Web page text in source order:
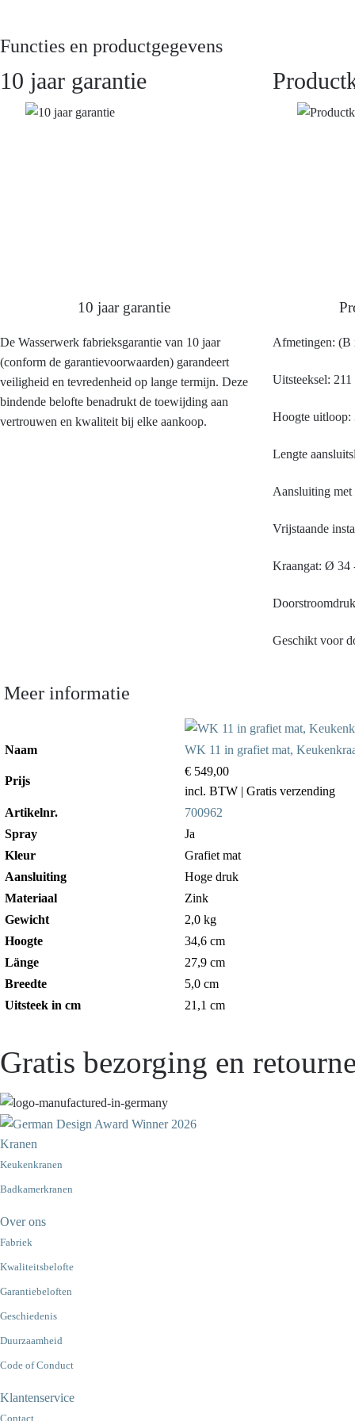
Functies en productgegevens
10 jaar garantie
10 jaar garantie
De Wasserwerk fabrieksgarantie van 10 jaar
(conform de garantievoorwaarden) garandeert
veiligheid en tevredenheid op lange termijn. Deze
bindende belofte benadrukt de toewijding aan
vertrouwen en kwaliteit bij elke aankoop.
Afmetingen: (B
Uitsteeksel: 211
Hoogte uitloop:
Lengte
Aansluiting met
Vrijstaande
Kraangat: Ø 34
Geschikt voor
Meer informatie
Naam WK 11 in grafiet mat,
Prijs
€ 549,00
incl. BTW | Gratis verzending
Artikelnr.
700962
Spray
Ja
Kleur
Grafiet mat
Aansluiting
Hoge druk
Materiaal
Zink
Gewicht
2,0 kg
Hoogte
34,6 cm
Länge
27,9 cm
Breedte
5,0 cm
Uitsteek in cm
21,1 cm
Gratis bezorging en
Kranen
Keukenkranen
Badkamerkranen
Over ons
Fabriek
Kwaliteitsbelofte
Garantiebeloften
Geschiedenis
Duurzaamheid
Code of Conduct
Klantenservice
Contact